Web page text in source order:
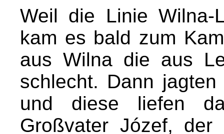
Weil die Linie Wilna-
kam es bald zum
aus Wilna die aus
schlecht. Dann
und diese liefen
Großvater Józef,